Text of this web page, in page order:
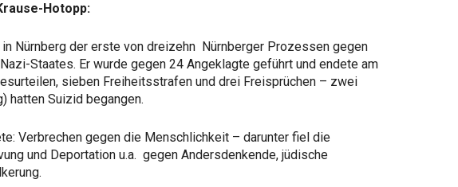
Hotopp:
Nürnberg der erste von dreizehn Nürnberger Prozessen gegen
Staates. Er wurde gegen 24 Angeklagte geführt und endete am
sieben Freiheitsstrafen und drei Freisprüchen – zwei
hatten Suizid begangen.
Verbrechen gegen die Menschlichkeit – darunter fiel die
und Deportation u.a. gegen Andersdenkende, jüdische